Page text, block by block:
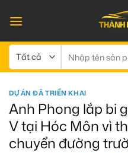
qua
dung
kiếm:
DỰ ÁN ĐÃ TRIỂN KHAI
Anh Phong lắp bi
V tại Hóc Môn vì
chuyển đường